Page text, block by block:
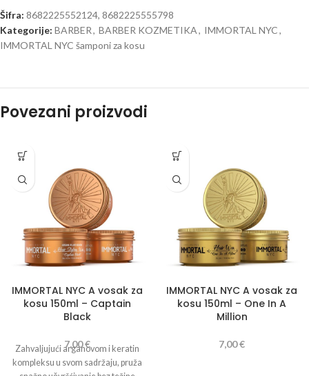
Šifra: 8682225552124, 8682225555798
Kategorije: BARBER, BARBER KOZMETIKA, IMMORTAL NYC,
IMMORTAL NYC šamponi za kosu
Povezani proizvodi
IMMORTAL NYC A vosak za
kosu 150ml – Captain
Black
7,00€
Zahvaljujući arganovom i keratin
kompleksu u svom sadržaju, pruža
IMMORTAL NYC A vosak za
kosu 150ml – One In A
Million
7,00€